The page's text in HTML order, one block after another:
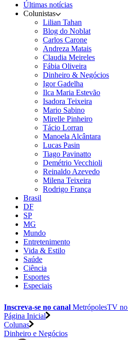
Últimas notícias
Colunistas
Lilian Tahan
Blog do Noblat
Carlos Carone
Andreza Matais
Claudia Meireles
Fábia Oliveira
Dinheiro & Negócios
Igor Gadelha
Ilca Maria Estevão
Isadora Teixeira
Mario Sabino
Mirelle Pinheiro
Tácio Lorran
Manoela Alcântara
Lucas Pasin
Tiago Pavinatto
Demétrio Vecchioli
Reinaldo Azevedo
Milena Teixeira
Rodrigo França
Brasil
DF
SP
MG
Mundo
Entretenimento
Vida & Estilo
Saúde
Ciência
Esportes
Especiais
Inscreva-se no canal MetrópolesTV no
Página Inicial
Colunas
Dinheiro e Negócios